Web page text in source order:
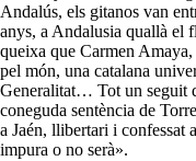
Andalús, els gitanos van
anys, a Andalusia quallà
queixa que Carmen
pel món, una catalana
Generalitat… Tot un seguit
coneguda sentència de
a Jaén, llibertari i confessat
impura o no serà».